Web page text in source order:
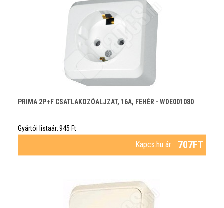
PRIMA 2P+F CSATLAKOZÓALJZAT, 16A, FEHÉR - WDE001080
Gyártói listaár: 945 Ft
Kapcs.hu ár: 707FT